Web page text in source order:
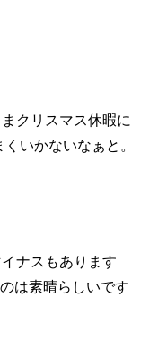
クリスマス休暇に
いかないなぁと。
ナスもあります
は素晴らしいです